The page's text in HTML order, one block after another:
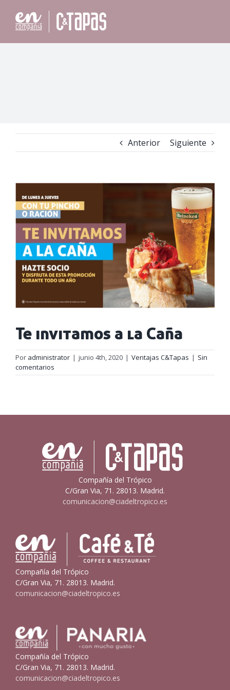
contenido
Anterior Siguiente
Te invitamos a la Caña
Por administrator | junio 4th, 2020 | Ventajas C&Tapas | Sin
comentarios
Compañía del Trópico
C/Gran Via, 71. 28013. Madrid.
comunicacion@ciadeltropico.es
Compañía del Trópico
C/Gran Via, 71. 28013. Madrid.
comunicacion@ciadeltropico.es
Compañía del Trópico
C/Gran Via, 71. 28013. Madrid.
comunicacion@ciadeltropico.es